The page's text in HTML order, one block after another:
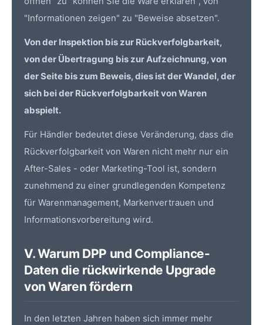
"Informationen zeigen" zu "Beweise absetzen".
Von der Inspektion bis zur Rückverfolgbarkeit,
von der Übertragung bis zur Aufzeichnung, von
der Seite bis zum Beweis, dies ist der Wandel, der
sich bei der Rückverfolgbarkeit von Waren
abspielt.
Für Händler bedeutet diese Veränderung, dass die
Rückverfolgbarkeit von Waren nicht mehr nur ein
After-Sales - oder Marketing-Tool ist, sondern
zunehmend zu einer grundlegenden Kompetenz
für Warenmanagement, Markenvertrauen und
Informationsvorbereitung wird.
V. Warum DPP und Compliance-
Daten die rückwirkende Upgrade
von Waren fördern
In den letzten Jahren haben sich immer mehr